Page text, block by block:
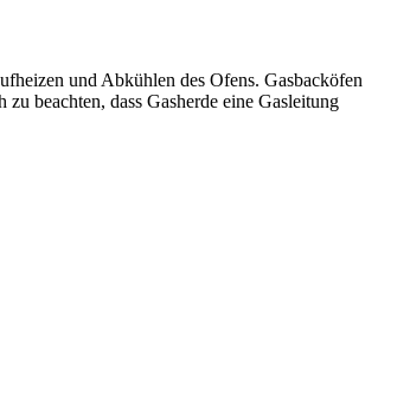
und Abkühlen des Ofens. Gasbacköfen
beachten, dass Gasherde eine Gasleitung